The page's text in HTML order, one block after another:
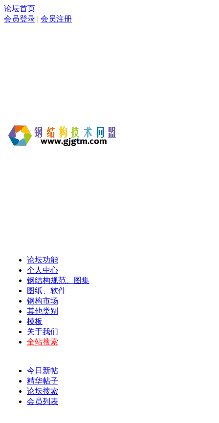
论坛首页
会员登录 | 会员注册
论坛功能
个人中心
钢结构规范、图集
图纸、软件
钢构市场
其他类别
模板
关于我们
全站搜索
今日新帖
精华帖子
论坛搜索
会员列表